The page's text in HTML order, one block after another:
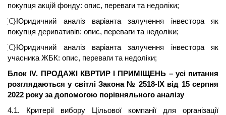
покупця акцій фонду: опис, переваги та недоліки;
{C}Юридичний аналіз варіанта залучення інвестора як
покупця деривативів: опис, переваги та недоліки;
{C}Юридичний аналіз варіанта залучення інвестора як
учасника ЖБК: опис, переваги та недоліки;
Блок IV. ПРОДАЖІ КВРТИРІ ПРИМІЩЕНЬ – усі питання
розглядаються у світлі Закона№ 2518-IX від 15 серпня
2022 року за допомогою порівняльного аналізу
4.1. Критерії вибору Цільової компанії для організації